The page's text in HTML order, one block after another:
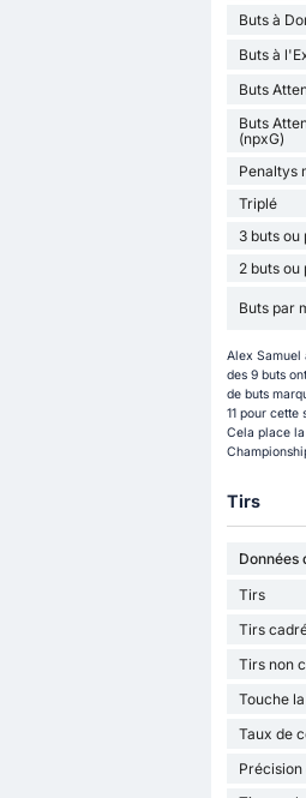
Buts à
Buts à
Buts
Buts
(npxG)
Penaltys
Triplé
3 buts ou
2 buts ou
Buts par
Alex Samuel
des 9 buts
de buts
11 pour
Cela place
Tirs
Données
Tirs
Tirs
Tirs non
Touche
Taux de
Précision